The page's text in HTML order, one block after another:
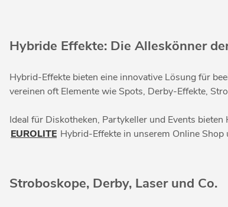
Hybride Effekte: Die Alleskönner
Hybrid-Effekte bieten eine innovative Lösung für
vereinen oft Elemente wie Spots, Derby-Effekte,
Ideal für Diskotheken, Partykeller und Events
EUROLITE Hybrid-Effekte in unserem Online
Stroboskope, Derby, Laser und Co.